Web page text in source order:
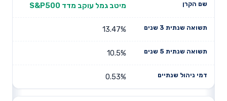
מיטב גמל עוקב מדד S&P500
13.47%
10.5%
0.53%